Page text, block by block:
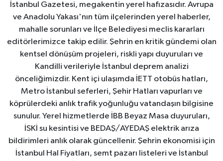
İstanbul Gazetesi, megakentin yerel hafızasıdır. Avrupa
ve Anadolu Yakası'nın tüm ilçelerinden yerel haberler,
mahalle sorunları ve İlçe Belediyesi meclis kararları
editörlerimizce takip edilir. Şehrin en kritik gündemi olan
kentsel dönüşüm projeleri, riskli yapı duyuruları ve
Kandilli verileriyle İstanbul deprem analizi
önceliğimizdir. Kent içi ulaşımda İETT otobüs hatları,
Metro İstanbul seferleri, Şehir Hatları vapurları ve
köprülerdeki anlık trafik yoğunluğu vatandaşın bilgisine
sunulur. Yerel hizmetlerde İBB Beyaz Masa duyuruları,
İSKİ su kesintisi ve BEDAŞ/AYEDAŞ elektrik arıza
bildirimleri anlık olarak güncellenir. Şehrin ekonomisi için
İstanbul Hal Fiyatları, semt pazarı listeleri ve İstanbul